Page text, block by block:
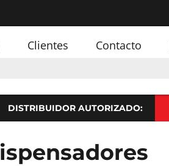
Clientes Contacto
DISTRIBUIDOR AUTORIZADO: